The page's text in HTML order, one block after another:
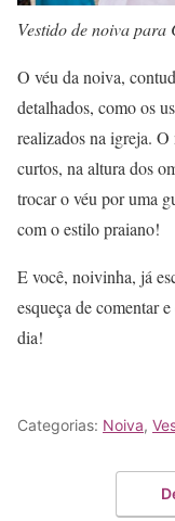
Vestido de noiva
O véu da noiva,
detalhados, como os
realizados na igreja. O
curtos, na altura dos
trocar o véu por uma
com o estilo praiano!
E você, noivinha, já
esqueça de comentar
dia!
Categorias: Noiva,